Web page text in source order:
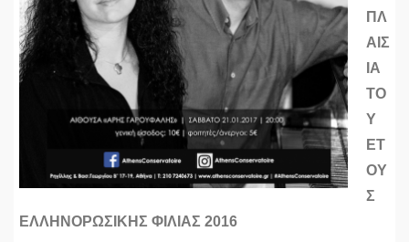
ΠΛ
ΑΙΣ
ΙΑ
ΤΟ
Υ
ΕΤ
ΟΥ
Σ
ΕΛΛΗΝΟΡΩΣΙΚΗΣ ΦΙΛΙΑΣ 2016